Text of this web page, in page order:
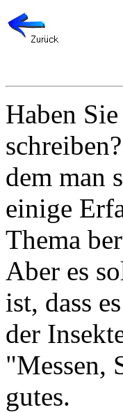
Haben
dem man
einige
Thema
Aber es
ist, dass
der
"Messen,
gutes.